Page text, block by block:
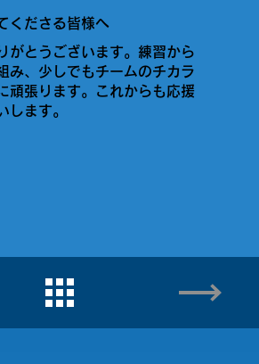
くださる皆様へ
がとうございます。練習から
み、少しでもチームのチカラ
頑張ります。これからも応援
します。